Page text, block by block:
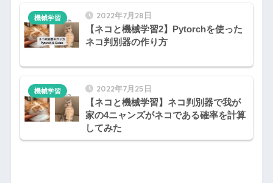
2022年7月28日
【ネコと機械学習2】Pytorchを使った
ネコ判別器の作り方
機械学習
2022年7月25日
【ネコと機械学習】ネコ判別器で我が
家の4ニャンズがネコである確率を計算
してみた
機械学習